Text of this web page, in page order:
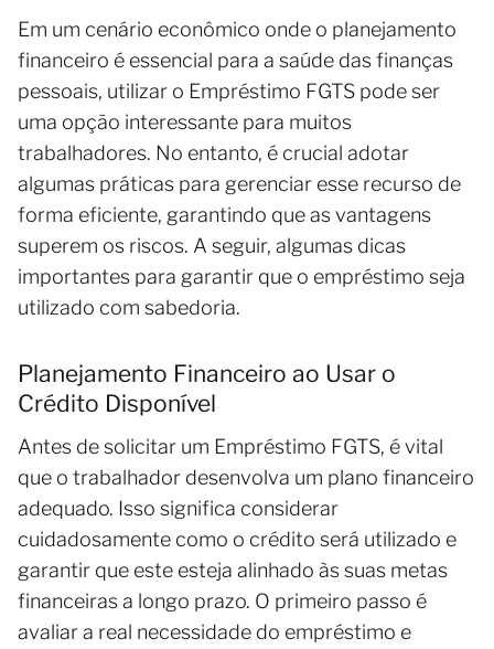
Em um cenário econômico onde o planejamento
financeiro é essencial para a saúde das finanças
pessoais, utilizar o Empréstimo FGTS pode ser
uma opção interessante para muitos
trabalhadores. No entanto, é crucial adotar
algumas práticas para gerenciar esse recurso de
forma eficiente, garantindo que as vantagens
superem os riscos. A seguir, algumas dicas
importantes para garantir que o empréstimo seja
utilizado com sabedoria.
Planejamento Financeiro ao Usar o
Crédito Disponível
Antes de solicitar um Empréstimo FGTS, é vital
que o trabalhador desenvolva um plano financeiro
adequado. Isso significa considerar
cuidadosamente como o crédito será utilizado e
garantir que este esteja alinhado às suas metas
financeiras a longo prazo. O primeiro passo é
avaliar a real necessidade do empréstimo e